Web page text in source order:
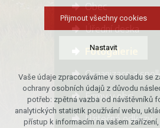
Obec
Úřední deska
Fotogalerie
Organizace a
Firmy v obci
Užitečné odkazy
Přijmout všechny cookies
Nastavit
Technická cookies
nutná pro provozování webu
udržení kontextu stránek (session):
případná přihlášení, volby jazyka,
Vaše údaje zpracováváme v souladu se
ochrany osobních údajů z důvodu
potřeb: zpětná vazba od návštěvníků
analytických statistik používání webu,
přístup k informacím na vašem zařízení,